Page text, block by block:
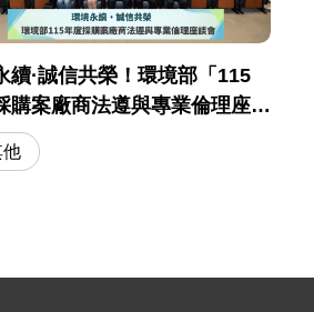
續·誠信共榮！環境部「115
購案廠商法遵與專業倫理座談
滿落幕
他